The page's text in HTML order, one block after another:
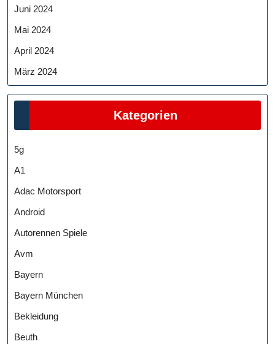
Juni 2024
Mai 2024
April 2024
März 2024
Kategorien
5g
A1
Adac Motorsport
Android
Autorennen Spiele
Avm
Bayern
Bayern München
Bekleidung
Beuth